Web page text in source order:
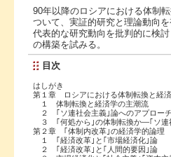
90年以降のロシアにおける体制
ついて、実証的研究と理論動向を
代表的な研究動向を批判的に検
の構築を試みる。
目次
はしがき
第１章 ロシアにおける体制転換と経
１ 体制転換と経済学の主潮流
２ ｢ソ連社会主義｣論へのアプローチ
３ ｢何処から｣の体制転換か―｢ソ連
第２章 ｢体制内改革｣の経済学的論理
１ ｢経済改革｣と｢市場経済化｣論
２ ｢経済改革｣と｢人間的要因｣論